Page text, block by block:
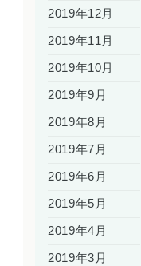
2019年12月
2019年11月
2019年10月
2019年9月
2019年8月
2019年7月
2019年6月
2019年5月
2019年4月
2019年3月